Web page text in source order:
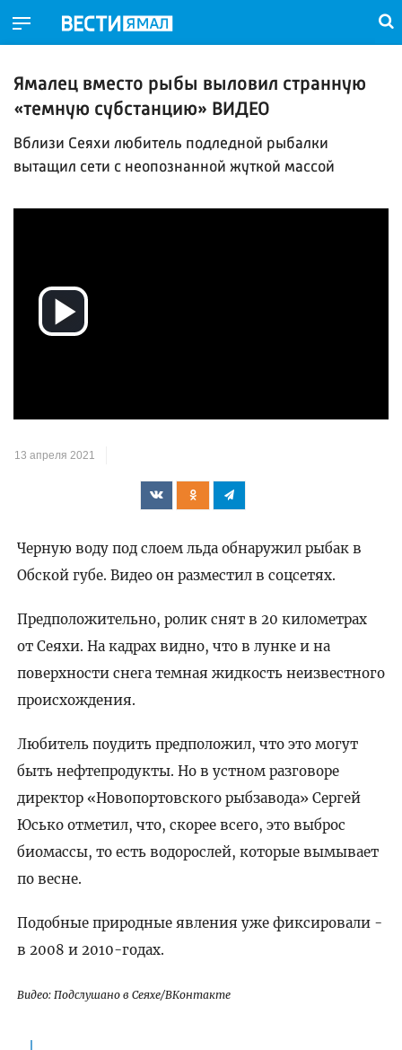
Ямалец вместо рыбы выловил странную
«темную субстанцию» ВИДЕО
Вблизи Сеяхи любитель подледной рыбалки
вытащил сети с неопознанной жуткой массой
Воспроизвести
видео
13 апреля 2021
Черную воду под слоем льда обнаружил рыбак в
Обской губе. Видео он разместил в соцсетях.
Предположительно, ролик снят в 20 километрах
от Сеяхи. На кадрах видно, что в лунке и на
поверхности снега темная жидкость неизвестного
происхождения.
Любитель поудить предположил, что это могут
быть нефтепродукты. Но в устном разговоре
директор «Новопортовского рыбзавода» Сергей
Юсько отметил, что, скорее всего, это выброс
биомассы, то есть водорослей, которые вымывает
по весне.
Подобные природные явления уже фиксировали -
в 2008 и 2010-годах.
Видео: Подслушано в Сеяхе/ВКонтакте